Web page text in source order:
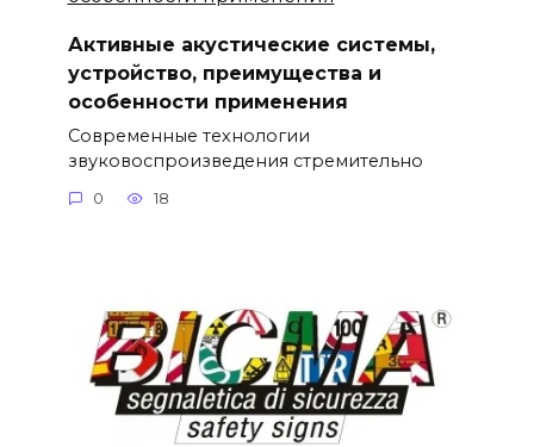
Активные акустические системы,
устройство, преимущества и
особенности применения
Современные технологии
звуковоспроизведения стремительно
0 18